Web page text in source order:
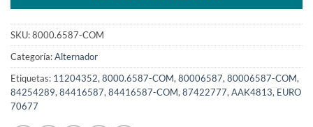
SKU:8000.6587-COM
Categoría:Alternador
Etiquetas: 11204352, 8000.6587-COM, 80006587, 80006587-COM,
84254289, 84416587, 84416587-COM, 87422777, AAK4813, EURO
70677